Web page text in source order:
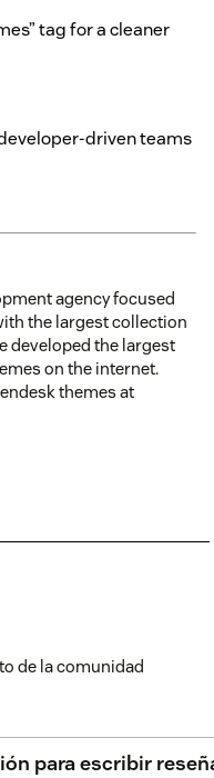
tag for a cleaner
driven teams
agency focused
the largest collection
developed the largest
on the internet.
themes at
de la comunidad
para escribir